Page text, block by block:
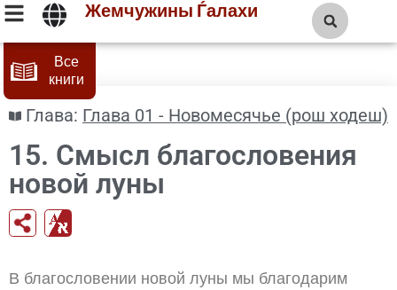
Жемчужины Ѓалахи
Все
книги
Глава: Глава 01 - Новомесячье (рош ходеш)
15. Смысл благословения
новой луны
В благословении новой луны мы благодарим